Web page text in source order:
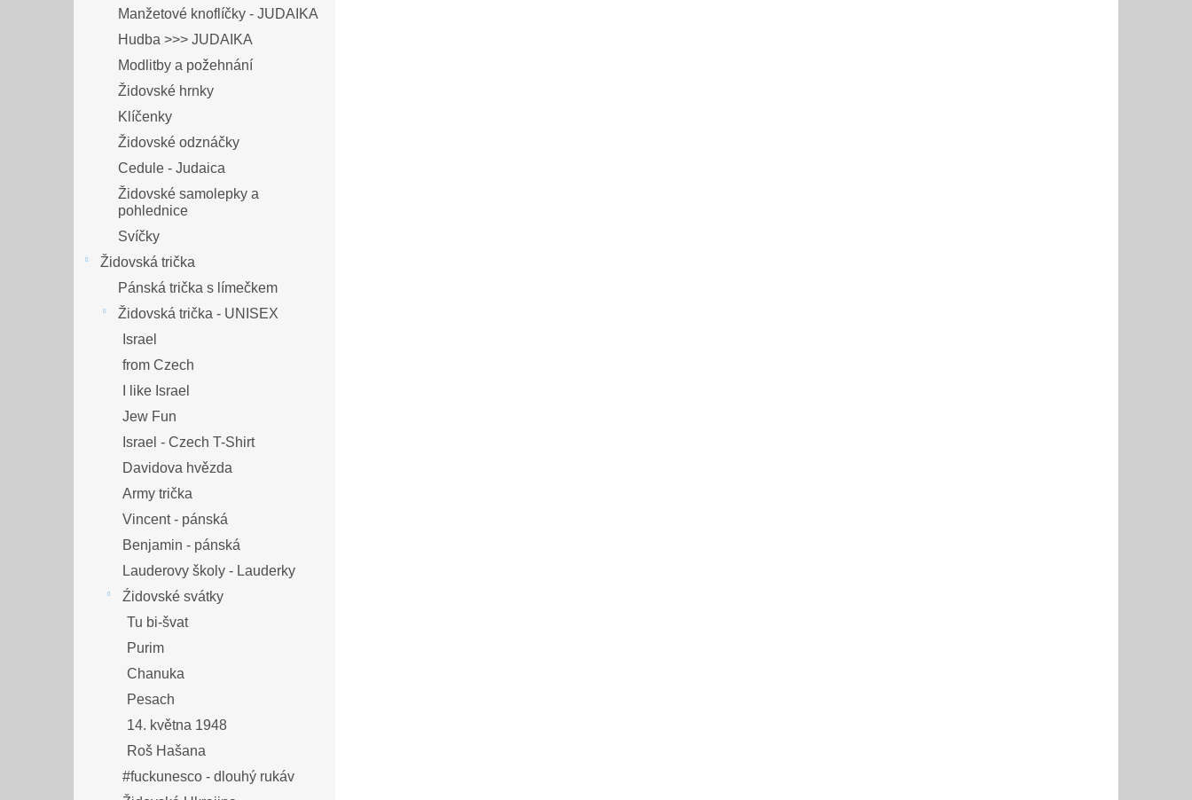
Manžetové knoflíčky - JUDAIKA
Hudba >>> JUDAIKA
Modlitby a požehnání
Židovské hrnky
Klíčenky
Židovské odznáčky
Cedule - Judaica
Židovské samolepky a
pohlednice
Svíčky
Židovská trička
Pánská trička s límečkem
Židovská trička - UNISEX
Israel
from Czech
I like Israel
Jew Fun
Israel - Czech T-Shirt
Davidova hvězda
Army trička
Vincent - pánská
Benjamin - pánská
Lauderovy školy - Lauderky
Źidovské svátky
Tu bi-švat
Purim
Chanuka
Pesach
14. května 1948
Roš Hašana
#fuckunesco - dlouhý rukáv